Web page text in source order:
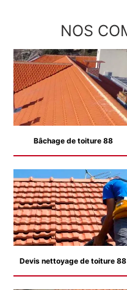
NOS
Bâchage de toiture 88
Devis nettoyage de toiture 88